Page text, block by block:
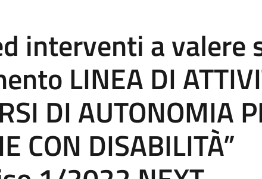
interventi a valere
LINEA DI
DI AUTONOMIA
CON DISABILITÀ”